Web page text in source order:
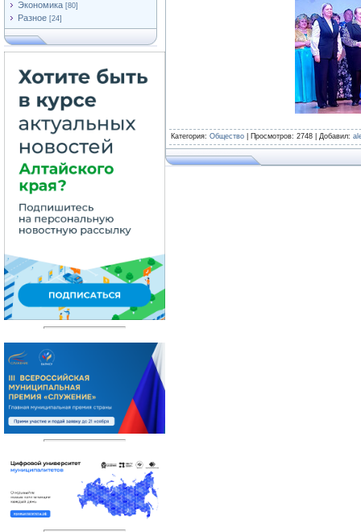
Экономика [80]
Разное [24]
Категория: Общество Просмотров: 2748 | Добавил: